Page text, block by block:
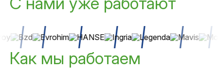
Как мы работаем